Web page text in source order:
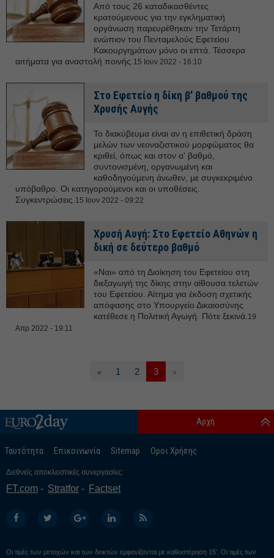
Από τους 26 καταδικασθέντες
κρατούμενους για την εγκληματική
οργάνωση παρευρέθηκαν την Τετάρτη
ενώπιον του Πενταμελούς Εφετείου
Κακουργημάτων μόνο οι επτά. Τέσσερα
αιτήματα για αναστολή ποινής. 15 Ιουν 2022 - 16:10
Στο Εφετείο η δίκη β' βαθμού της
Χρυσής Αυγής
Το διακύβευμα είναι αν η επιθετική δράση
μελών των νεοναζιστικού μορφώματος θα
κριθεί, όπως και στον α' βαθμό,
συντονισμένη, οργανωμένη και
καθοδηγούμενη άνωθεν, με συγκεκριμένο
υπόβαθρο. Οι κατηγορούμενοι και οι υποθέσεις.
Συγκεντρώσεις. 15 Ιουν 2022 - 09:22
Χρυσή Αυγή: Στο Εφετείο Αθηνών η
δική σε δεύτερο βαθμό
«Ναι» από τη Διοίκηση του Εφετείου στη
διεξαγωγή της δίκης στην αίθουσα τελετών
του Εφετείου. Αίτημα για έκδοση σχετικής
απόφασης στο Υπουργείο Δικαιοσύνης
κατέθεσε η Πολιτική Αγωγή. Πότε ξεκινά. 19
Απρ 2022 - 19:11
« 1 2 3 »
Ταυτότητα Επικοινωνία Sitemap Οροι Χρήσης
Αρχή
Διεθνείς αποκλειστικές συνεργασίες:
FT.com Stratfor Factset
Οι τιμές των μετοχών και των δεικτών εμφανίζονται με καθυστέρηση 15’. Οι τιμές των